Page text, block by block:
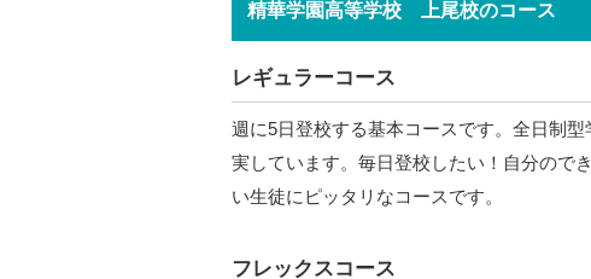
精華学園高等学校 上尾校のコース
レギュラーコース
週に5日登校する基本コースです。全日制
実しています。毎日登校したい！自分ので
い生徒にピッタリなコースです。
フレックスコース